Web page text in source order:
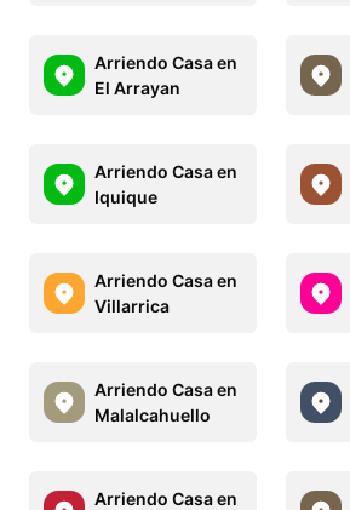
Arriendo Casa en
El Arrayan
Arriendo Casa en
Iquique
Arriendo Casa en
Villarrica
Arriendo Casa en
Malalcahuello
Arriendo Casa en